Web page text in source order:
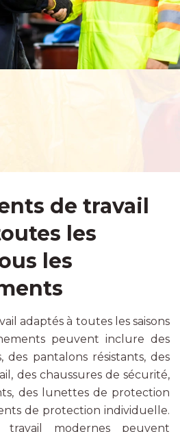
de travail
les
les
adaptés à toutes les saisons
peuvent inclure des
des pantalons résistants, des
des chaussures de sécurité,
des lunettes de protection
de protection individuelle.
modernes peuvent